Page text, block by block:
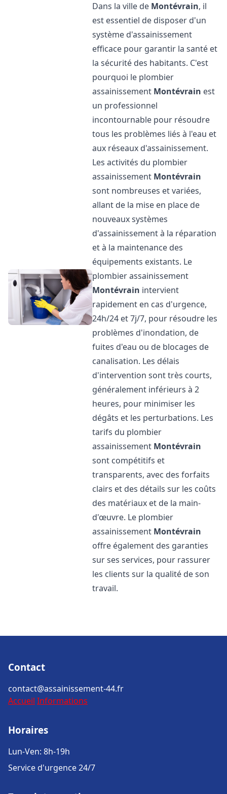
Dans la ville de Montévrain, il
est essentiel de disposer d'un
système d'assainissement
efficace pour garantir la santé et
la sécurité des habitants. C'est
pourquoi le plombier
assainissement Montévrain est
un professionnel
incontournable pour résoudre
tous les problèmes liés à l'eau et
aux réseaux d'assainissement.
Les activités du plombier
assainissement Montévrain
sont nombreuses et variées,
allant de la mise en place de
nouveaux systèmes
d'assainissement à la réparation
et à la maintenance des
équipements existants. Le
plombier assainissement
Montévrain intervient
rapidement en cas d'urgence,
24h/24 et 7j/7, pour résoudre les
problèmes d'inondation, de
fuites d'eau ou de blocages de
canalisation. Les délais
d'intervention sont très courts,
généralement inférieurs à 2
heures, pour minimiser les
dégâts et les perturbations. Les
tarifs du plombier
assainissement Montévrain
sont compétitifs et
transparents, avec des forfaits
clairs et des détails sur les coûts
des matériaux et de la main-
d'œuvre. Le plombier
assainissement Montévrain
offre également des garanties
sur ses services, pour rassurer
les clients sur la qualité de son
travail.
Contact
contact@assainissement-44.fr
Accueil Informations
Horaires
Lun-Ven: 8h-19h
Service d'urgence 24/7